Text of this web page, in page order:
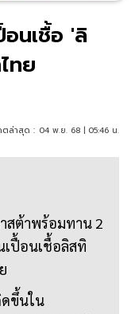
นเชื้อ 'ลิ
ทย
ตล่าสุด : 04 พ.ย. 68 | 05:46 น.
สต้าพร้อมทาน 2
เปื้อนเชื้อลิสทิ
ดขึ้นใน